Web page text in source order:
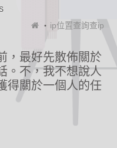
ip位置查詢查ip
，最好先散佈關於
。不，我不想說人
得關於一個人的任